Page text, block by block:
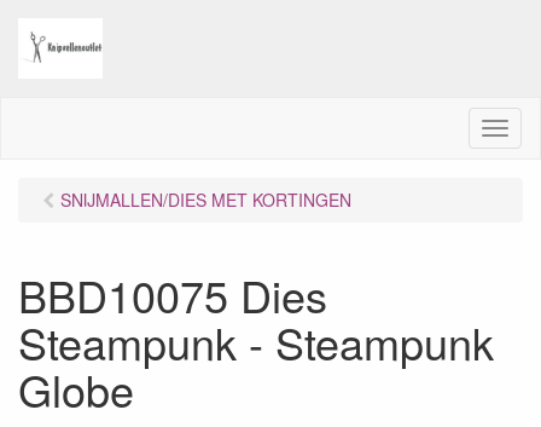
M
e
SNIJMALLEN/DIES MET KORTINGEN
BBD10075 Dies
Steampunk - Steampunk
Globe